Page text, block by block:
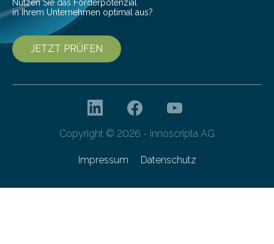
Nutzen Sie das Förderpotenzial
in Ihrem Unternehmen optimal aus?
JETZT PRÜFEN
Copyright © 2026 - innoscripta AG
Impressum Datenschutz